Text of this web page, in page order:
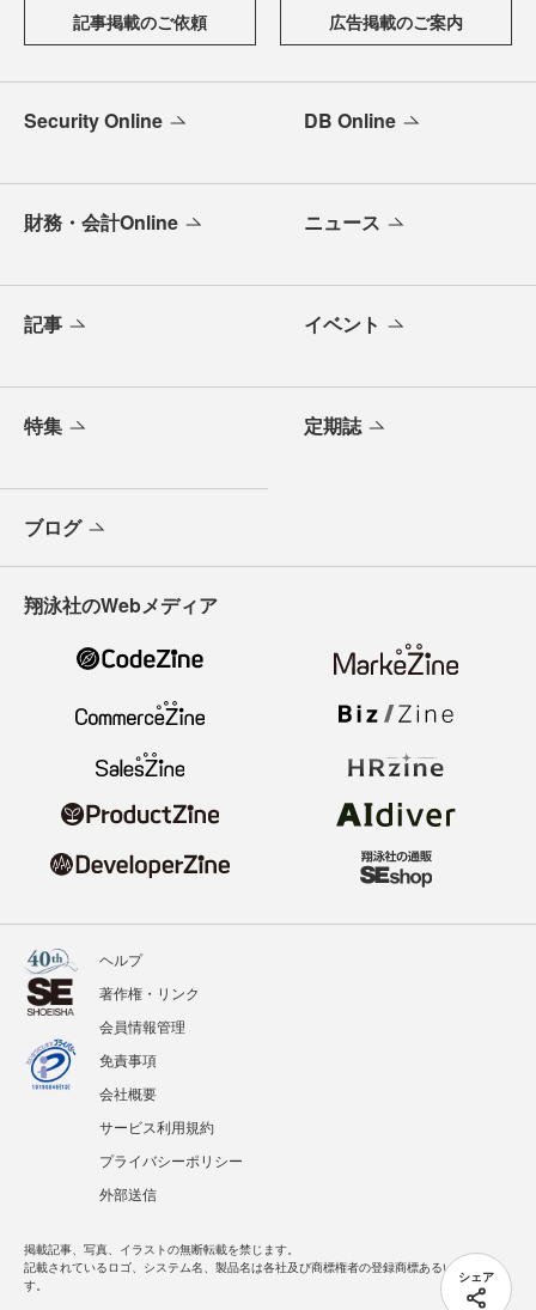
シェア
記事掲載のご依頼 広告掲載のご案内
Security Online DB Online
財務・会計Online ニュース
記事 イベント
特集 定期誌
ブログ
翔泳社のWebメディア
ヘルプ
著作権・リンク
会員情報管理
免責事項
会社概要
サービス利用規約
プライバシーポリシー
外部送信
掲載記事、写真、イラストの無断転載を禁じます。
記載されているロゴ、システム名、製品名は各社及び商標権者の登録商標あるいは商標で
す。